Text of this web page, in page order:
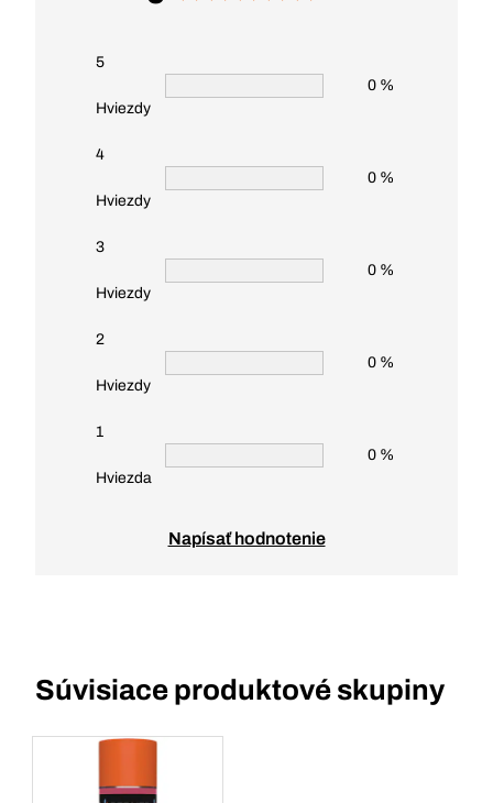
5
Hviezdy
0 %
4
Hviezdy
0 %
3
Hviezdy
0 %
2
Hviezdy
0 %
1
Hviezda
0 %
Napísať hodnotenie
Súvisiace produktové skupiny